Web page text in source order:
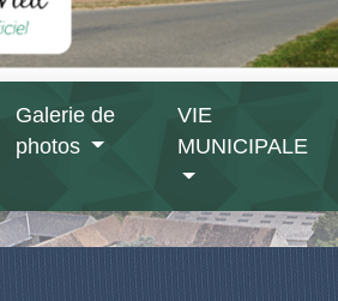
Galerie de
photos
VIE
MUNICIPALE